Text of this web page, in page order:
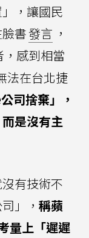
，讓國民
書發言 ，
感到相當
法在台北捷
司捨棄」，
是沒有主
有技術不
」， 稱蘋
量上「遲遲